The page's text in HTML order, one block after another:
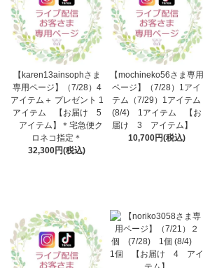
【karen13ainsophさま
専用ページ】（7/28）4
アイテム＋ プレゼント 1
アイテム 【お届け 5
アイテム】＊宅急便ク
ロネコ指定＊
32,300円(税込)
【mochineko56さま専用
ページ】（7/28）1アイ
テム（7/29）1アイテム
(8/4) 1アイテム 【お
届け 3 アイテム】
10,700円(税込)